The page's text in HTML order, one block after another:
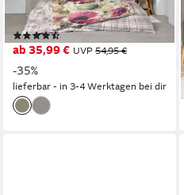
reiner Baumwolle
(2)
ab 35,99 € UVP 54,95 €
-35%
lieferbar - in 3-4 Werktagen bei dir